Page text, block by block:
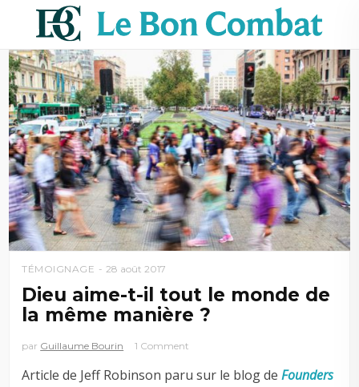
TÉMOIGNAGE 28 août 2017
Dieu aime-t-il tout le monde de
la même manière ?
par Guillaume Bourin 1 Comment
Article de Jeff Robinson paru sur le blog deFounders